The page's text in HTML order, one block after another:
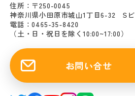
住所：〒250-0045
神奈川県小田原市城山1丁目6-32 S
電話：0465-35-8420
（土・日・祝日を除く10:00~17:00）
お問い合せ